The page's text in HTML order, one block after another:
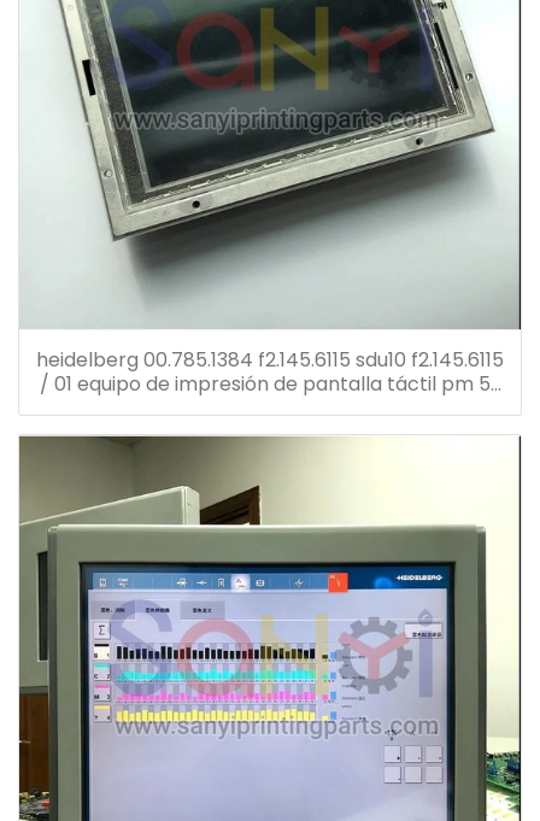
heidelberg 00.785.1384 f2.145.6115 sdu10 f2.145.6115
/ 01 equipo de impresión de pantalla táctil pm 52
repuestos para prensa offset